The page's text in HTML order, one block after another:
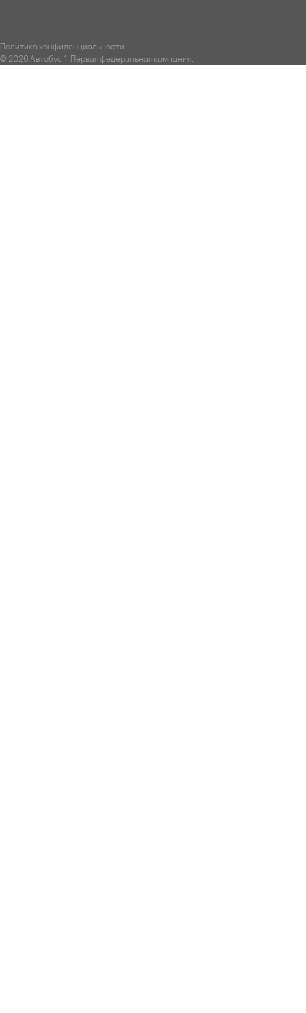
Политика конфиденциальности
© 2026 Автобус 1. Первая федеральная компания.